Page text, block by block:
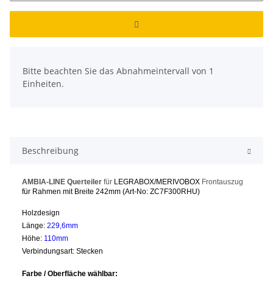
Bitte beachten Sie das Abnahmeintervall von 1
Einheiten.
Beschreibung
AMBIA-LINE Querteiler für LEGRABOX/MERIVOBOX Frontauszug
für Rahmen mit Breite 242mm (Art-No: ZC7F300RHU)
Holzdesign
Länge: 229,6mm
Höhe: 110mm
Verbindungsart: Stecken
Farbe / Oberfläche wählbar: